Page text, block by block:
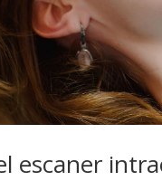
escaner